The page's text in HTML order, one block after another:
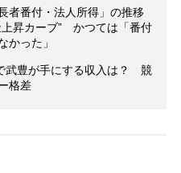
者番付・法人所得」の推移
上昇カーブ” かつては「番付
かった」
武豊が手にする収入は？ 競
格差